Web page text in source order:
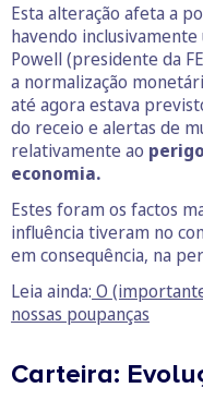
Esta alteração afeta a
havendo
Powell (presidente da
a normalização
até agora estava
do receio e alertas de
relativamente ao
economia.
Estes foram os factos
influência tiveram no
em consequência, na
Leia ainda: O
nossas poupanças
Carteira: